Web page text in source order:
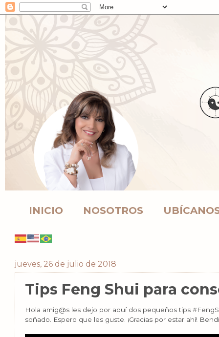
INICIO NOSOTROS
jueves, 26 de julio de 2018
Tips Feng Shui para
Hola amig@s les dejo por aquí dos pequeños tips
soñado. Espero que les guste. ¡Gracias por estar ahí!